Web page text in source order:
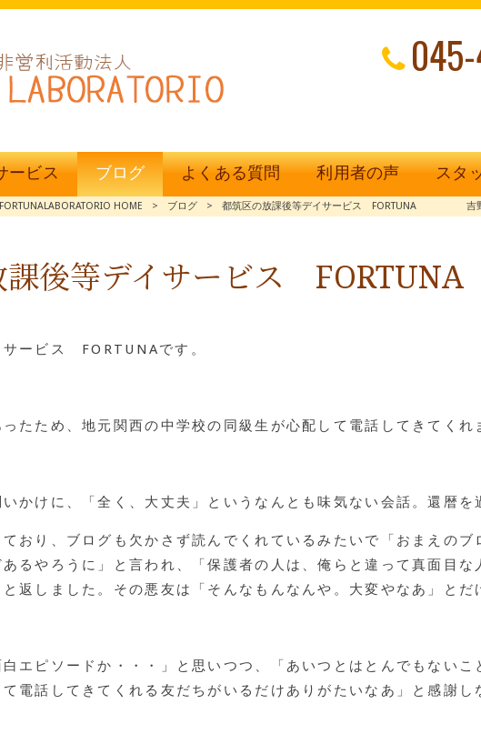
ービス ブログ よくある質問 利用者の声 スタ
HOME > ブログ > 都筑区の放課後等デイサービス FORTUNA 吉
課後等デイサービス
ービス FORTUNAです。
たため、地元関西の中学校の同級生が心配して電話してきてくれ
いかけに、「全く、大丈夫」というなんとも味気ない会話。還暦
おり、ブログも欠かさず読んでくれているみたいで「おまえの
るやろうに」と言われ、「保護者の人は、俺らと違って真面目
返しました。その悪友は「そんなもんなんや。大変やなあ」とだ
エピソードか・・・」と思いつつ、「あいつとはとんでもない
電話してきてくれる友だちがいるだけありがたいなあ」と感謝